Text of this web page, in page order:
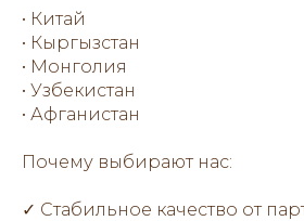
• Китай
• Кыргызстан
• Монголия
• Узбекистан
• Афганистан
Почему выбирают нас:
✓ Стабильное качество от